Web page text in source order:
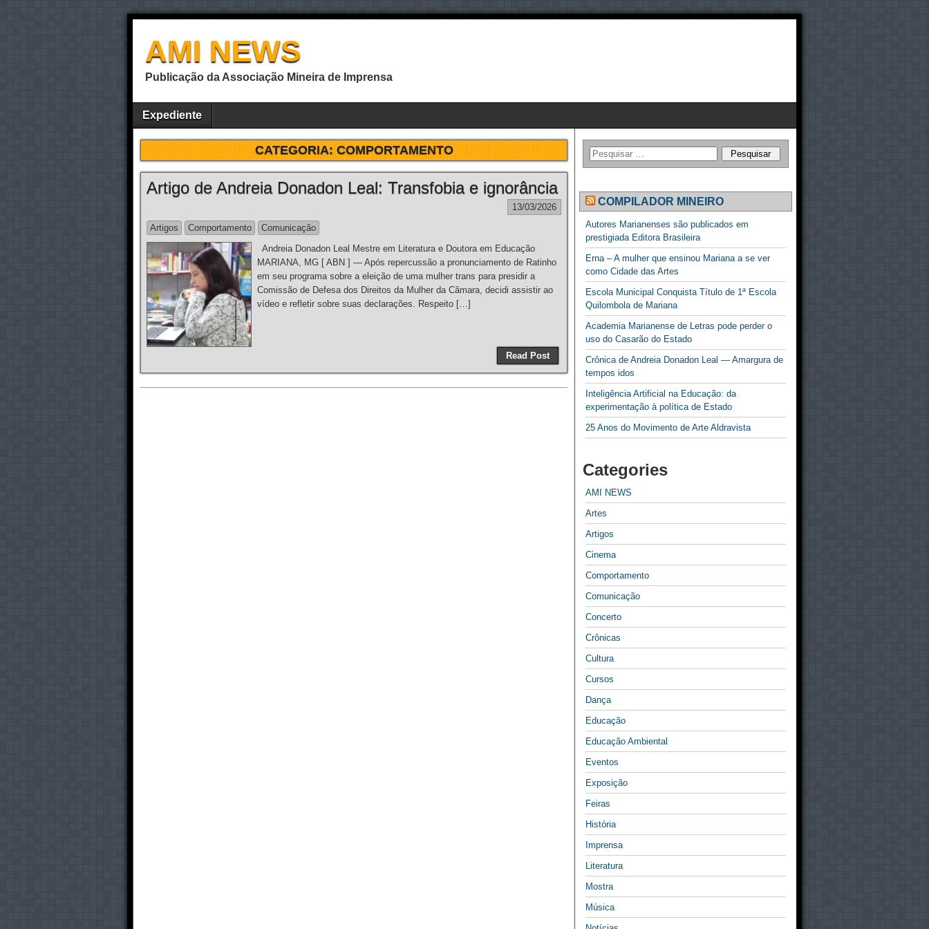
AMI NEWS
Publicação da Associação Mineira de Imprensa
Expediente
CATEGORIA:COMPORTAMENTO
Artigo de Andreia Donadon Leal: Transfobia e ignorância
13/03/2026
Artigos
Comportamento
Comunicação
Andreia Donadon Leal Mestre em Literatura e Doutora em Educação
MARIANA, MG [ ABN ] — Após repercussão a pronunciamento de Ratinho
em seu programa sobre a eleição de uma mulher trans para presidir a
Comissão de Defesa dos Direitos da Mulher da Câmara, decidi assistir ao
vídeo e refletir sobre suas declarações. Respeito […]
Read Post
COMPILADOR MINEIRO
Autores Marianenses são publicados em
prestigiada Editora Brasileira
Erna – A mulher que ensinou Mariana a se ver
como Cidade das Artes
Escola Municipal Conquista Título de 1ª Escola
Quilombola de Mariana
Academia Marianense de Letras pode perder o
uso do Casarão do Estado
Crônica de Andreia Donadon Leal — Amargura de
tempos idos
Inteligência Artificial na Educação: da
experimentação à política de Estado
25 Anos do Movimento de Arte Aldravista
Categories
AMI NEWS
Artes
Artigos
Cinema
Comportamento
Comunicação
Concerto
Crônicas
Cultura
Cursos
Dança
Educação
Educação Ambiental
Eventos
Exposição
Feiras
História
Imprensa
Literatura
Mostra
Música